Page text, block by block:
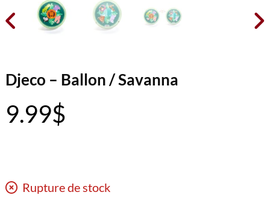
 
Djeco – Ballon / Savanna
9.99$
Rupture de stock